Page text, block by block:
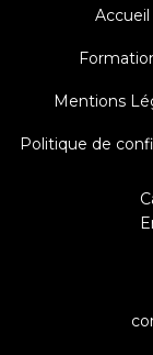
Accueil
Mentions
Politique de